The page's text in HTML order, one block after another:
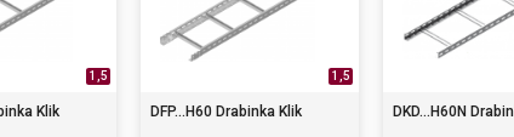
1,5
Klik
1,5
DFP...H60 Drabinka Klik DKD...H60N